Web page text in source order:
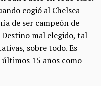
cogió al Chelsea
de ser campeón de
mal elegido, tal
sobre todo. Es
15 años como